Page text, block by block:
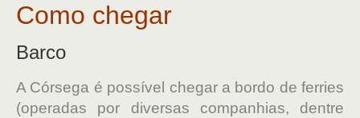
Como chegar
Barco
A Córsega é possível chegar a bordo de ferries
(operadas por diversas companhias, dentre